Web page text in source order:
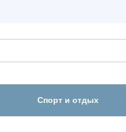
Спорт и отдых